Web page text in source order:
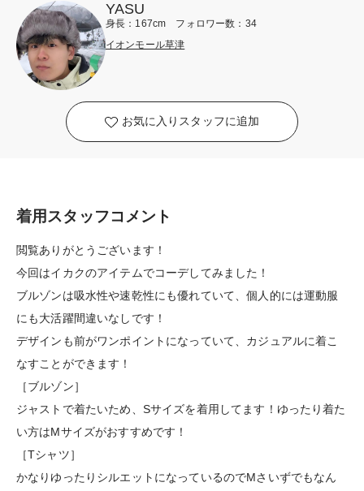
YASU
身長：167cm フォロワー数：34
イオンモール草津
お気に入りスタッフに追加
着用スタッフコメント
閲覧ありがとうございます！
今回はイカクのアイテムでコーデしてみました！
ブルゾンは吸水性や速乾性にも優れていて、個人的には運動服
にも大活躍間違いなしです！
デザインも前がワンポイントになっていて、カジュアルに着こ
なすことができます！
［ブルゾン］
ジャストで着たいため、Sサイズを着用してます！ゆったり着た
い方はMサイズがおすすめです！
［Tシャツ］
かなりゆったりシルエットになっているのでMさいずでもなん